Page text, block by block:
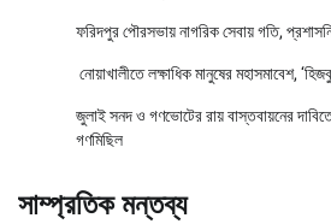
ফরিদপুর পৌরসভায় নাগরিক সেবায় গতি,
নোয়াখালীতে লক্ষাধিক মানুষের মহাসমাবেশ,
জুলাই সনদ ও গণভোটের রায় বাস্তবায়নের
গণমিছিল
সাম্প্রতিক মন্তব্য